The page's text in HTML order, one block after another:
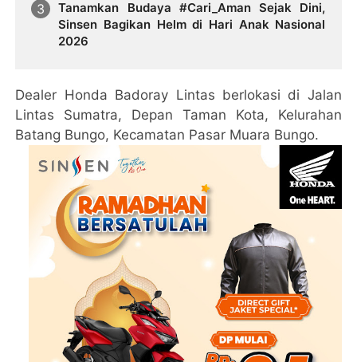
Tanamkan Budaya #Cari_Aman Sejak Dini,
Sinsen Bagikan Helm di Hari Anak Nasional
2026
Dealer Honda Badoray Lintas berlokasi di Jalan
Lintas Sumatra, Depan Taman Kota, Kelurahan
Batang Bungo, Kecamatan Pasar Muara Bungo.